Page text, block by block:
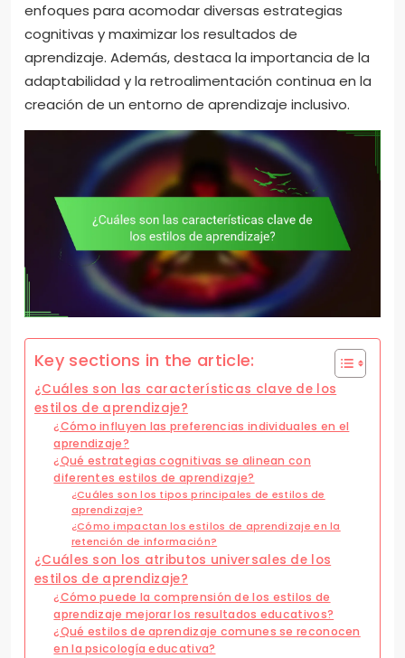
enfoques para acomodar diversas estrategias
cognitivas y maximizar los resultados de
aprendizaje. Además, destaca la importancia de la
adaptabilidad y la retroalimentación continua en la
creación de un entorno de aprendizaje inclusivo.
Key sections in the article:
¿Cuáles son las características clave de los
estilos de aprendizaje?
¿Cómo influyen las preferencias individuales en el
aprendizaje?
¿Qué estrategias cognitivas se alinean con
diferentes estilos de aprendizaje?
¿Cuáles son los tipos principales de estilos de
aprendizaje?
¿Cómo impactan los estilos de aprendizaje en la
retención de información?
¿Cuáles son los atributos universales de los
estilos de aprendizaje?
¿Cómo puede la comprensión de los estilos de
aprendizaje mejorar los resultados educativos?
¿Qué estilos de aprendizaje comunes se reconocen
en la psicología educativa?